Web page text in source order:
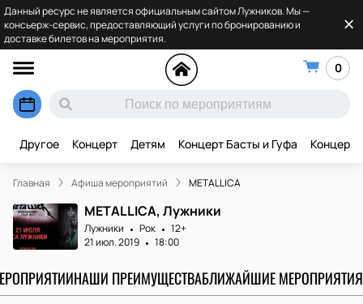
Данный ресурс не является официальным сайтом Лужников. Мы —
консьерж-сервис, предоставляющий услуги по бронированию и
доставке билетов на мероприятия.
0
Другое Концерт Детям Концерт Басты и Гуфа Концерт
Главная Афиша мероприятий METALLICA
METALLICA, Лужники
Лужники Рок
12+
21 июл. 2019
18:00
НАШИ ПРЕИМУЩЕСТВАБЛИЖАЙШИЕ МЕРОПРИЯТИЯ